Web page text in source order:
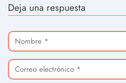
Deja una respuesta